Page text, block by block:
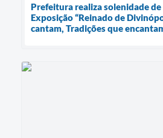
Prefeitura realiza solenidade
Exposição “Reinado de
cantam, Tradições que